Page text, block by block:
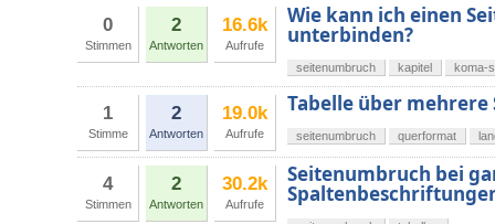
0
Stimmen
2
Antworten
16.6k
Aufrufe
Wie kann ich einen
unterbinden?
seitenumbruch kapitel koma-
1
Stimme
2
Antworten
19.0k
Aufrufe
Tabelle über
seitenumbruch querformat
4
Stimmen
2
Antworten
30.2k
Aufrufe
Seitenumbruch bei